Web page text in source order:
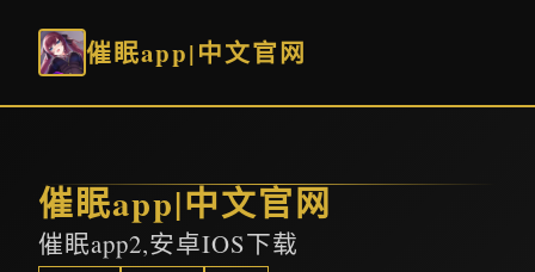
催眠app|中文官网
催眠app|中文官网
催眠app2,安卓IOS下载